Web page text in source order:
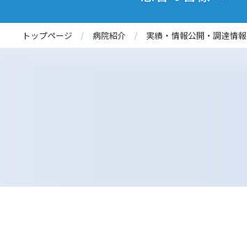
トップページ 病院紹介 実績・情報公開・調達情報